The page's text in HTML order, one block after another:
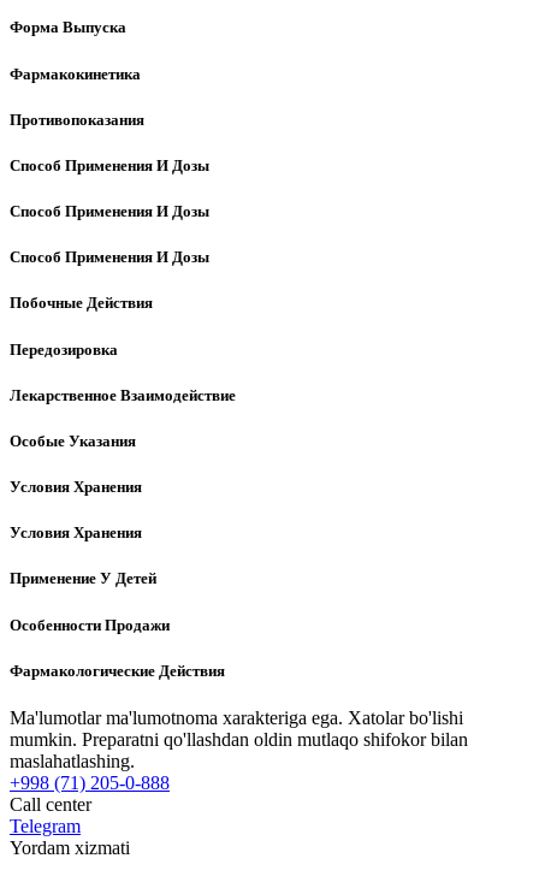
Форма Выпуска
Фармакокинетика
Противопоказания
Способ Применения И Дозы
Способ Применения И Дозы
Способ Применения И Дозы
Побочные Действия
Передозировка
Лекарственное Взаимодействие
Особые Указания
Условия Хранения
Условия Хранения
Применение У Детей
Особенности Продажи
Фармакологические Действия
Ma'lumotlar ma'lumotnoma xarakteriga ega. Xatolar bo'lishi
mumkin. Preparatni qo'llashdan oldin mutlaqo shifokor bilan
maslahatlashing.
+998 (71) 205-0-888
Call center
Telegram
Yordam xizmati